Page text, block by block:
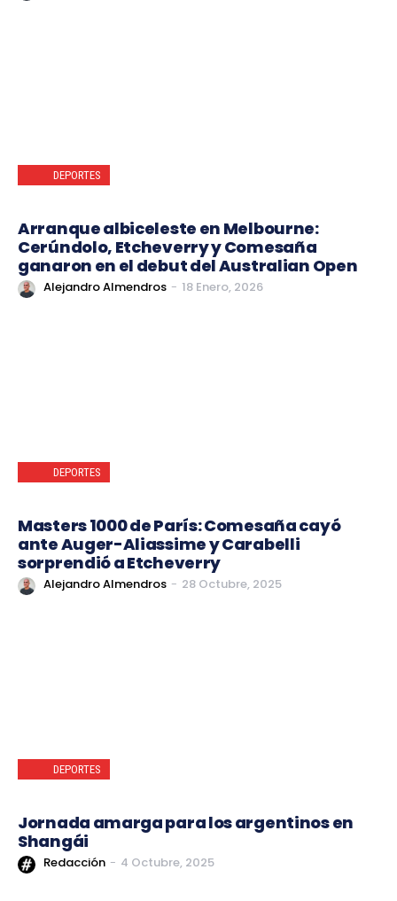
DEPORTES
Arranque albiceleste en Melbourne:
Cerúndolo, Etcheverry y Comesaña
ganaron en el debut del Australian Open
Alejandro Almendros - 18 Enero, 2026
DEPORTES
Masters 1000 de París: Comesaña cayó
ante Auger-Aliassime y Carabelli
sorprendió a Etcheverry
Alejandro Almendros - 28 Octubre, 2025
DEPORTES
Jornada amarga para los argentinos en
Shangái
Redacción - 4 Octubre, 2025